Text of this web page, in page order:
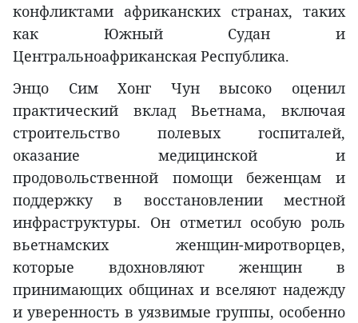
конфликтами африканских странах, таких
как Южный Судан и
Центральноафриканская Республика.
Энцо Сим Хонг Чун высоко оценил
практический вклад Вьетнама, включая
строительство полевых госпиталей,
оказание медицинской и
продовольственной помощи беженцам и
поддержку в восстановлении местной
инфраструктуры. Он отметил особую роль
вьетнамских женщин-миротворцев,
которые вдохновляют женщин в
принимающих общинах и вселяют надежду
и уверенность в уязвимые группы, особенно